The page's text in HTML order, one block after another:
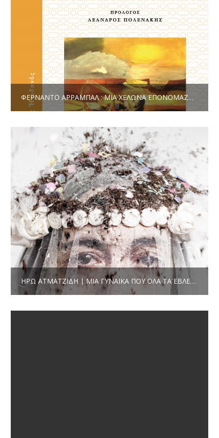
ΦΕΡΝΆΝΤΟ ΑΡΡΑΜΠΆΛ : ΜΙΑ ΧΕΛΏΝΑ ΕΠΟΝΟΜΑΖΌΜΕΝΗ ΝΤΟΣΤΟΓΈΦΣΚΙ
ΗΡΏ ΑΤΜΑΤΖΊΔΗ | ΜΙΑ ΓΥΝΑΊΚΑ ΠΟΥ ΌΛΑ ΤΑ ΈΒΛΕΠΕ ΑΛΉΘΕΙΑ